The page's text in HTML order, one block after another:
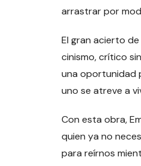
arrastrar por
El gran acierto de
cinismo, crítico
una oportunidad
uno se atreve a
Con esta obra,
quien ya no
para reírnos